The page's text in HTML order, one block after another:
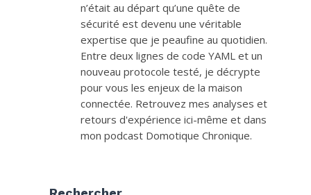
n’était au départ qu’une quête de
sécurité est devenu une véritable
expertise que je peaufine au quotidien.
Entre deux lignes de code YAML et un
nouveau protocole testé, je décrypte
pour vous les enjeux de la maison
connectée. Retrouvez mes analyses et
retours d'expérience ici-même et dans
mon podcast Domotique Chronique.